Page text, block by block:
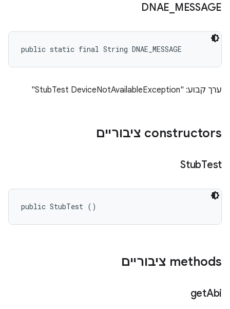
DNAE MESSAGE
public static final String DNAE_MESSAGE
ערך קבוע: "StubTest DeviceNotAvailableException"
‫constructors ציבוריים
StubTest
public StubTest ()
‫methods ציבוריים
getAbi